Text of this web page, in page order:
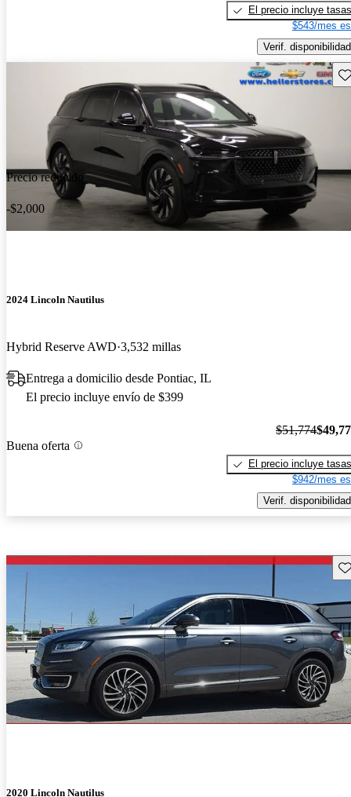
El precio incluye tasas
$543/mes
Verif. disponibilidad
Precio reducido
-$2,000
2024 Lincoln Nautilus
Hybrid Reserve AWD 3,532 millas
Entrega a domicilio desde Pontiac, IL
El precio incluye envío de $399
Buena oferta
$51,774
El precio incluye tasas
$942/mes
Verif. disponibilidad
2020 Lincoln Nautilus